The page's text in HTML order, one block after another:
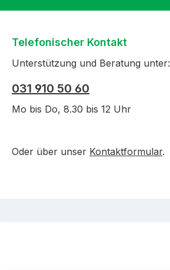
Telefonischer Kontakt
Unterstützung und Beratung unter:
031 910 50 60
Mo bis Do, 8.30 bis 12 Uhr
Oder über unser Kontaktformular.